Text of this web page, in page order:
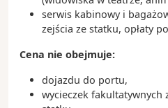
Miasto jest jednym z
żeglarskich i jachtowych w
serwis kabinowy i
zejścia ze statku, opłaty
Cena nie obejmuje:
dojazdu do portu,
wycieczek fakultatywnych